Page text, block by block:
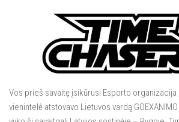
Vos prieš savaitę įsikūrusi Esporto organizacija
vienintelė atstovavo Lietuvos vardą